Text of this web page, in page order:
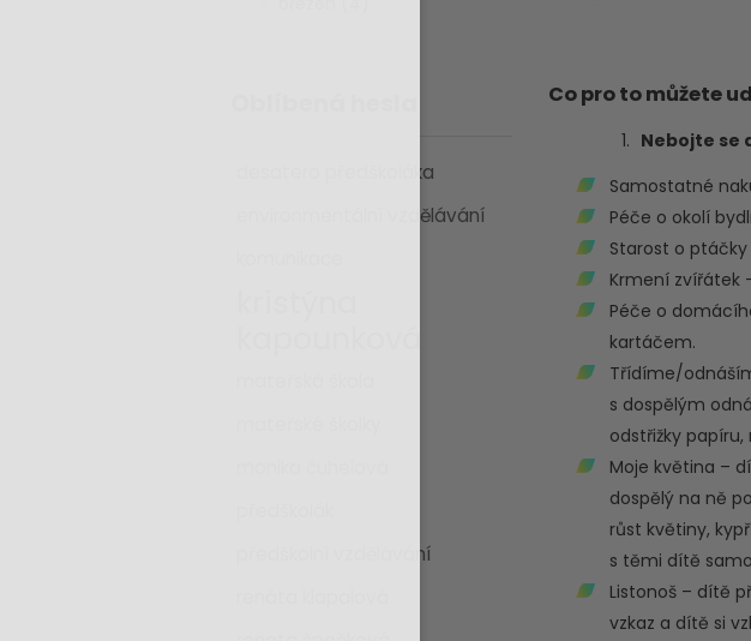
desatero předškoláka
environmentální vzdělávání
předškolní vzdělávání
Co pro to můžete
Nebojte se
Samostatné
Péče o okolí
Starost o
Krmení zvířátek
Péče o
kartáčem.
Třídíme/
s dospělým
odstřižky
Moje květina –
dospělý na ně
růst květiny,
s těmi dítě
Listonoš – dítě
vzkaz a dítě si